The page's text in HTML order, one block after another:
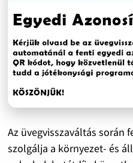
Az üvegvisszaváltás során
szolgálja a környezet- és